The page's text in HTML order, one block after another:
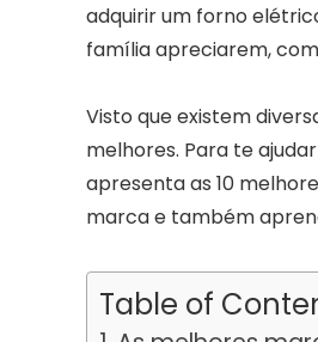
adquirir um forno
família apreciarem,
Visto que existem
melhores. Para te
apresenta as 10
marca e também
Table of